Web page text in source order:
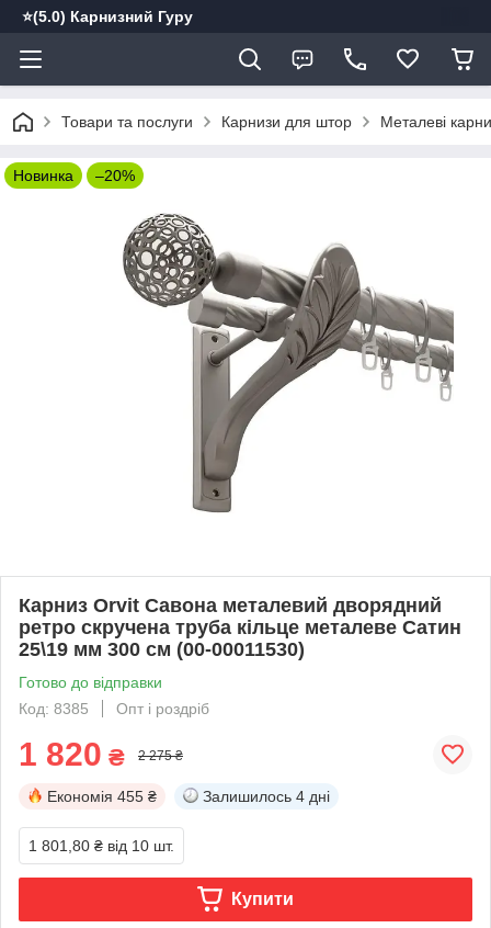
⭐️(5.0) Карнизний Гуру
Товари та послуги Карнизи для штор Металеві
Новинка –20%
Карниз Orvit Савона металевий дворядний
ретро скручена труба кільце металеве Сатин
25\19 мм 300 см (00-00011530)
Готово до відправки
Код: 8385
Опт і роздріб
1 820 ₴ 2 275 ₴
Економія 455 ₴ Залишилось 4 дні
1 801,80 ₴ від 10 шт.
Купити